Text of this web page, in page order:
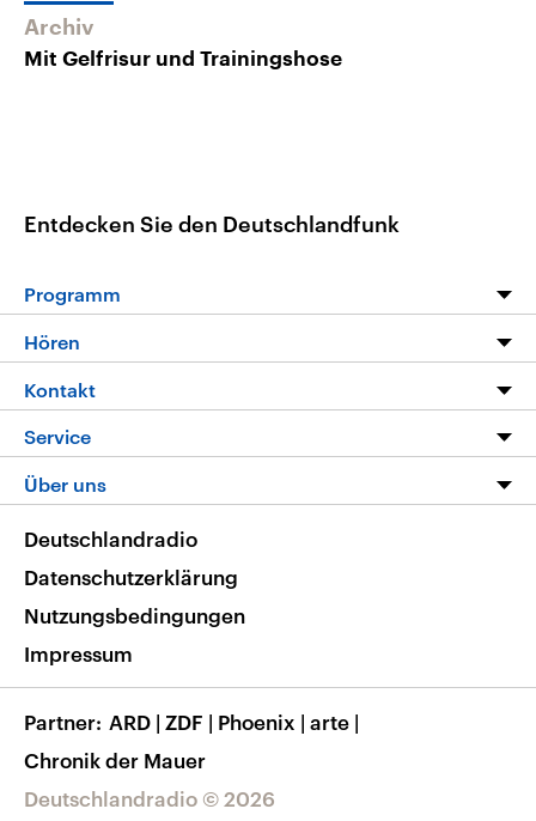
Archiv
Mit Gelfrisur und Trainingshose
Entdecken Sie den Deutschlandfunk
Programm
Die Nachrichten
Nachrichtenleicht
Neue Beiträge auf dlf.de
Hören
Livestream
Podcasts
Deutschlandfunk App
Nachrichten App
Frequenzen
Kontakt
Hörerservice
Service
FAQ
Veranstaltungen
Musikliste
RSS
Über uns
Barrierefreiheit
Deutschlandradio © 2026
Deutschlandradio
Datenschutzerklärung
Nutzungsbedingungen
Impressum
Partner ARD | ZDF | Phoenix | arte |
Chronik der Mauer